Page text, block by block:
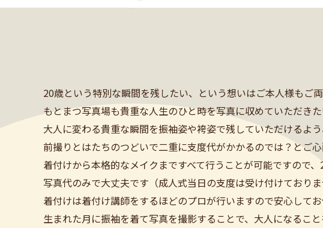
20歳という特別な瞬間を残したい、という想いはご本人様もご
もとまつ写真場も貴重な人生のひと時を写真に収めていただきた
大人に変わる貴重な瞬間を振袖姿や袴姿で残していただけるよ
前撮りとはたちのつどいで二重に支度代がかかるのでは？とご
着付けから本格的なメイクまですべて行うことが可能ですので
写真代のみで大丈夫です（成人式当日の支度は受け付けており
着付けは着付け講師をするほどのプロが行いますので安心してお
生まれた月に振袖を着て写真を撮影することで、大人になるこ